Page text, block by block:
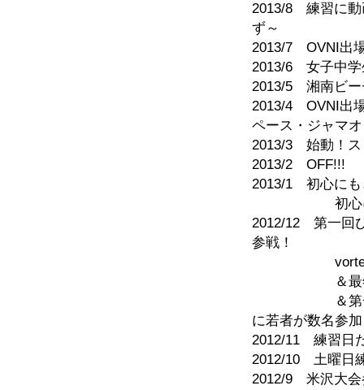
2013/8 練習に動
ず～
2013/7 OVNI出
2013/6 女子中学
2013/5 湘南ビー
2013/4 OVNI出
ペース・ジャマ
2013/3 始動！ス
2013/2 OFF!!!
2013/1 初心にも
初心にもど
2012/12 第一回
参戦！
vortexアウト
＆最年少選
＆第一回
に若者が数名参
2012/11 練習日
2012/10 土曜日
2012/9 米沢大会